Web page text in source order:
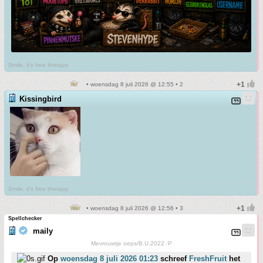
Smile, it's free therapy.
• woensdag 8 juli 2026 @ 12:55 • 2
Kissingbird
Smile, it's free therapy.
• woensdag 8 juli 2026 @ 12:56 • 3
Spellchecker
maily
Mevrouwtje oeps/B.U.2022 :P
Op woensdag 8 juli 2026 01:23 schreef FreshFruithet